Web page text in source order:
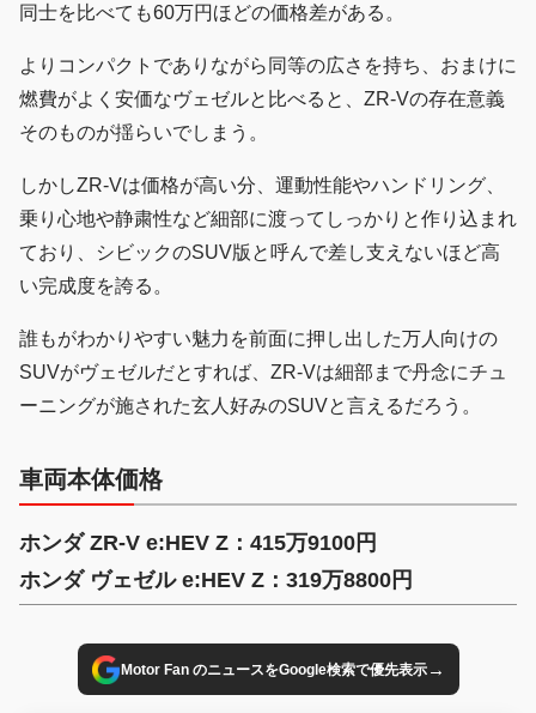
同士を比べても60万円ほどの価格差がある。
よりコンパクトでありながら同等の広さを持ち、おまけに
燃費がよく安価なヴェゼルと比べると、ZR-Vの存在意義
そのものが揺らいでしまう。
しかしZR-Vは価格が高い分、運動性能やハンドリング、
乗り心地や静粛性など細部に渡ってしっかりと作り込まれ
ており、シビックのSUV版と呼んで差し支えないほど高
い完成度を誇る。
誰もがわかりやすい魅力を前面に押し出した万人向けの
SUVがヴェゼルだとすれば、ZR-Vは細部まで丹念にチュ
ーニングが施された玄人好みのSUVと言えるだろう。
車両本体価格
ホンダ ZR-V e:HEV Z：415万9100円
ホンダ ヴェゼル e:HEV Z：319万8800円
Motor Fan のニュースをGoogle検索で優先表示→